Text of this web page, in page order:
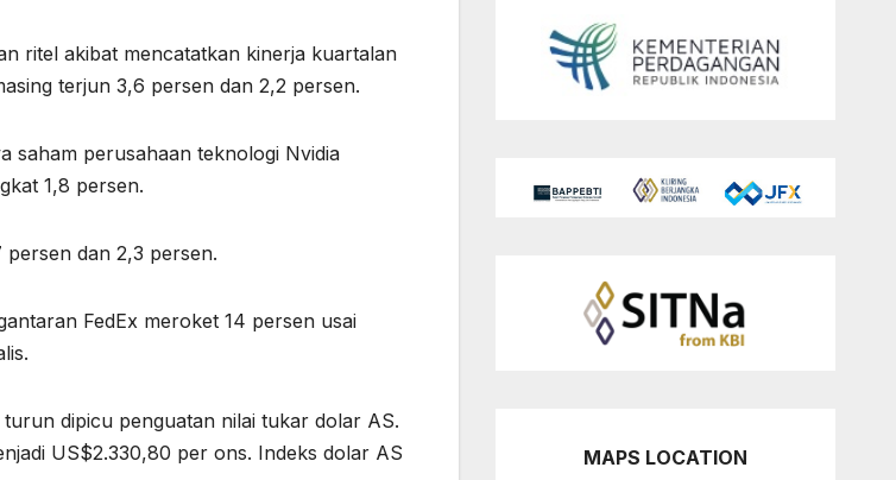
ritel akibat mencatatkan kinerja kuartalan
terjun 3,6 persen dan 2,2 persen.
saham perusahaan teknologi Nvidia
1,8 persen.
dan 2,3 persen.
FedEx meroket 14 persen usai
dipicu penguatan nilai tukar dolar AS.
US$2.330,80 per ons. Indeks dolar AS
MAPS LOCATION